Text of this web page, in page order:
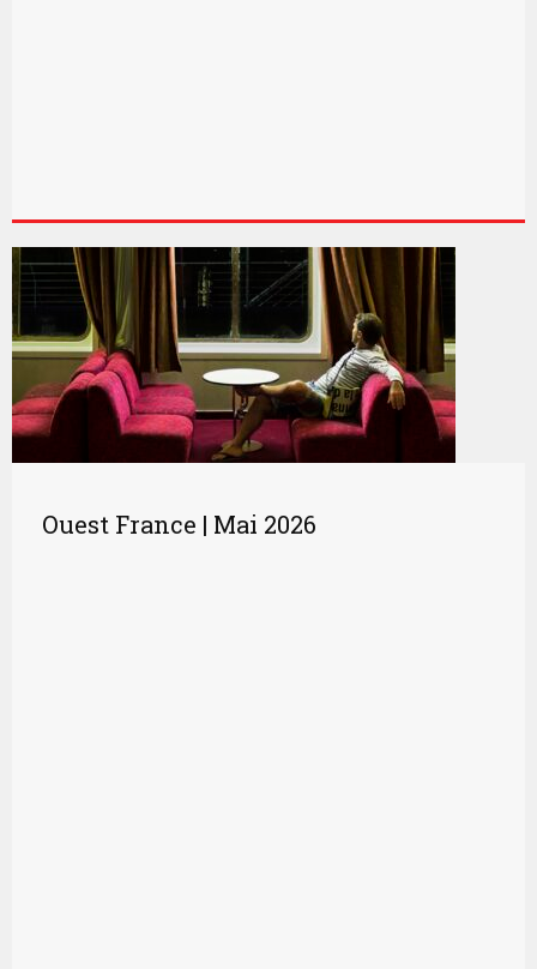
Ouest France | Mai 2026